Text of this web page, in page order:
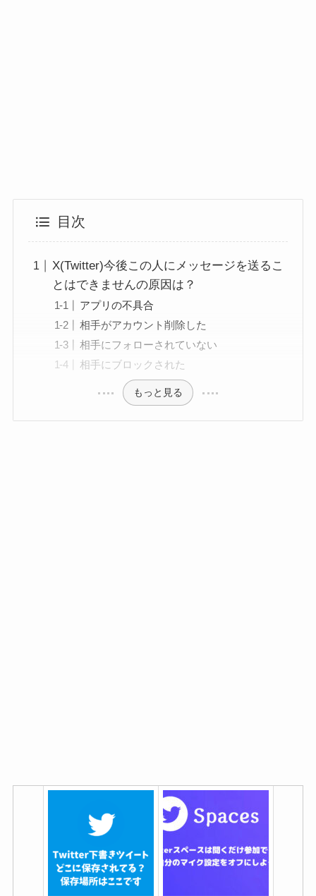
目次
X(Twitter)今後この人にメッセージを送るこ
とはできませんの原因は？
アプリの不具合
相手がアカウント削除した
相手にフォローされていない
相手にブロックされた
もっと見る